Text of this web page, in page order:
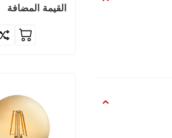
القيمة المضافة